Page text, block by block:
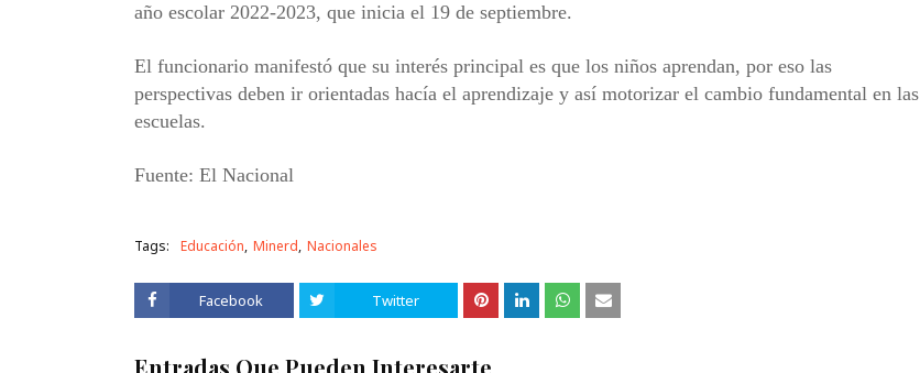
año escolar 2022-2023, que inicia el 19 de septiembre.
El funcionario manifestó que su interés principal es que los niños aprendan, por eso las
perspectivas deben ir orientadas hacía el aprendizaje y así motorizar el cambio fundamental en las
escuelas.
Fuente: El Nacional
Tags: Educación Minerd Nacionales
Facebook Twitter
Entradas Que Pueden Interesarte